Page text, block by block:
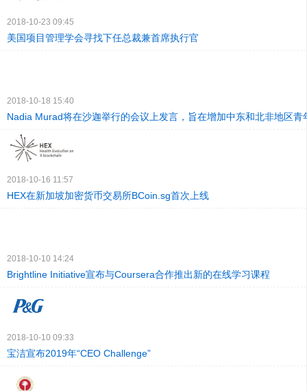
2018-10-23 09:45
美国项目管理学会寻找下任总裁兼首席执行官
2018-10-18 15:40
Nadia Murad将在沙迦举行的会议上发言，旨在增加中东和北非地区青
2018-10-16 11:57
HEX在新加坡加密货币交易所BCoin.sg首次上线
2018-10-10 14:24
Brightline Initiative宣布与Coursera合作推出新的在线学习课程
2018-10-10 09:33
宝洁宣布2019年“CEO Challenge”